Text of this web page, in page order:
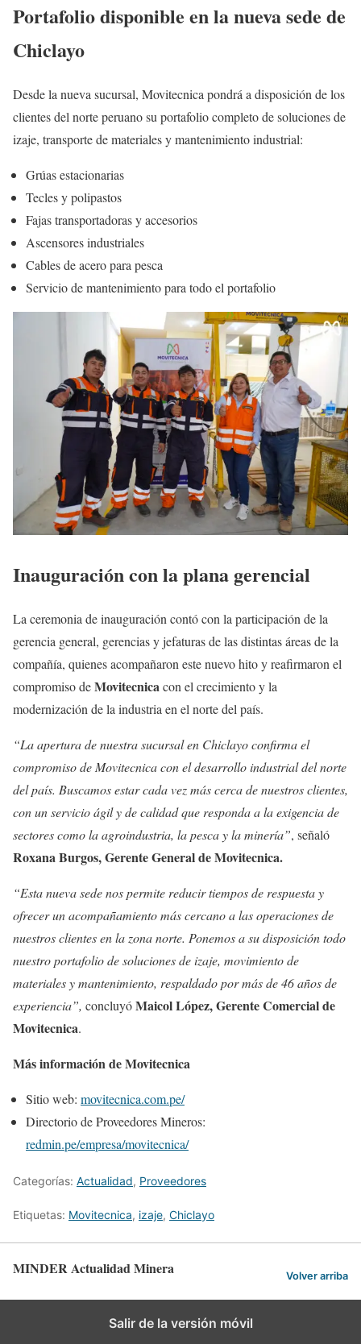
Portafolio disponible en la nueva sede de
Chiclayo
Desde la nueva sucursal, Movitecnica pondrá a disposición de los
clientes del norte peruano su portafolio completo de soluciones de
izaje, transporte de materiales y mantenimiento industrial:
Grúas estacionarias
Tecles y polipastos
Fajas transportadoras y accesorios
Ascensores industriales
Cables de acero para pesca
Servicio de mantenimiento para todo el portafolio
Inauguración con la plana gerencial
La ceremonia de inauguración contó con la participación de la
gerencia general, gerencias y jefaturas de las distintas áreas de la
compañía, quienes acompañaron este nuevo hito y reafirmaron el
compromiso deMovitecnicacon el crecimiento y la
modernización de la industria en el norte del país.
“La apertura de nuestra sucursal en Chiclayo confirma el
compromiso de Movitecnica con el desarrollo industrial del norte
del país. Buscamos estar cada vez más cerca de nuestros clientes,
con un servicio ágil y de calidad que responda a la exigencia de
sectores como la agroindustria, la pesca y la minería”, señaló
Roxana Burgos, Gerente General de Movitecnica.
“Esta nueva sede nos permite reducir tiempos de respuesta y
ofrecer un acompañamiento más cercano a las operaciones de
nuestros clientes en la zona norte. Ponemos a su disposición todo
nuestro portafolio de soluciones de izaje, movimiento de
materiales y mantenimiento, respaldado por más de 46 años de
experiencia”, concluyóMaicol López, Gerente Comercial de
Movitecnica.
Más información de Movitecnica
Sitio web: movitecnica.com.pe/
Directorio de Proveedores Mineros:
redmin.pe/empresa/movitecnica/
Categorías: Actualidad, Proveedores
Etiquetas: Movitecnica, izaje, Chiclayo
MINDER Actualidad Minera Volver arriba
Salir de la versión móvil